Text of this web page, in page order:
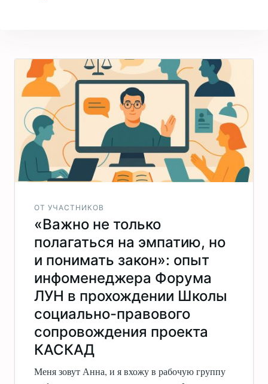
ОТ УЧАСТНИКОВ
«Важно не только
полагаться на эмпатию, но
и понимать закон»: опыт
инфоменеджера Форума
ЛУН в прохождении Школы
социально-правового
сопровождения проекта
КАСКАД
Меня зовут Анна, и я вхожу в рабочую группу